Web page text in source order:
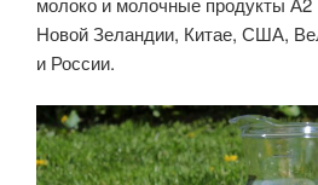
Новой Зеландии, Китае, США,
и России.